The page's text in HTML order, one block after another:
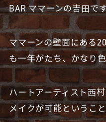
BAR ママーンの吉田です
ママーンの壁面にある
も一年がたち、かなり
ハートアーティスト西
メイクが可能というこ